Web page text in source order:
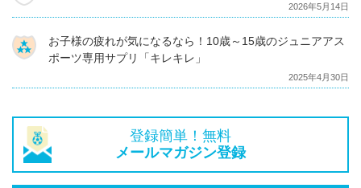
2026年5月14日
お子様の疲れが気になるなら！10歳～15歳のジュニアアス
ポーツ専用サプリ「キレキレ」
2025年4月30日
登録簡単！無料
メールマガジン登録